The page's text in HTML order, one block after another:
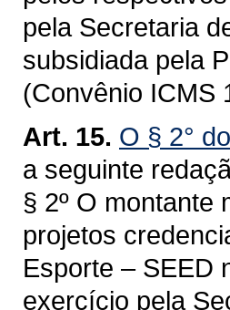
pela Secretaria
subsidiada pela
(Convênio ICMS
Art. 15. O § 2°
a seguinte
§ 2º O montante
projetos
Esporte – SEED
exercício pela